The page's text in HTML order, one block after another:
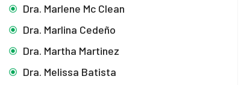
Dra. Marlene Mc Clean
Dra. Marlina Cedeño
Dra. Martha Martinez
Dra. Melissa Batista